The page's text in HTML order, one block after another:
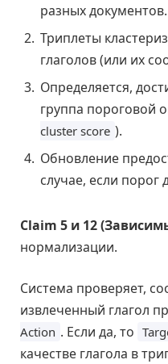
разных документов.
Триплеты
глаголов (или их
Определяется,
группа пороговой
cluster score ).
Обновление
случае, если порог
Claim 5 и 12
нормализации.
Система проверяет,
извлеченный глагол
Action . Если да, то
качестве глагола в